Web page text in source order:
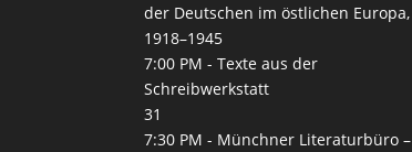
der Deutschen im östlichen Europa,
1918–1945
7:00 PM -Texte aus der
Schreibwerkstatt
31
7:30 PM - Münchner Literaturbüro –